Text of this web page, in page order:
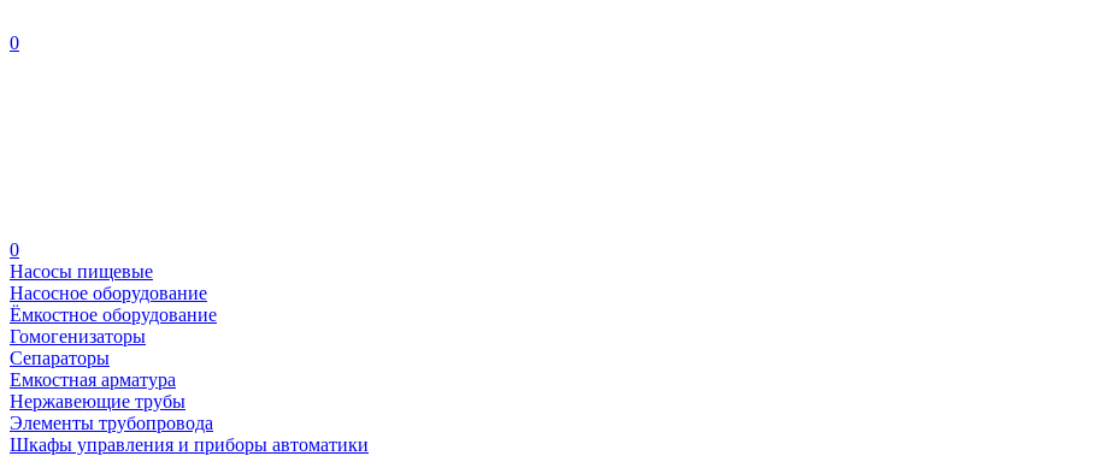
0
0
Насосы пищевые
Насосное оборудование
Ёмкостное оборудование
Гомогенизаторы
Сепараторы
Емкостная арматура
Нержавеющие трубы
Элементы трубопровода
Шкафы управления и приборы автоматики